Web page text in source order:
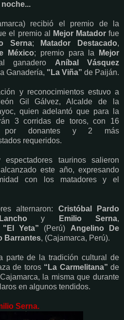
recibió el premio de la
el premio al Mejor Matadorfue
Serna; Matador Destacado,
México; premio para la
Mejor
ganadero Aníbal Vásquez
Ganadería, "La Viña” de Paiján.
y reconocimientos estuvo a
Gil Gálvez, Alcalde de la
quien adelantó que para la
3 corridas de toros, con 16
por donantes y 2 más
requeridos.
taurinos salieron
este año, expresando
con los matadores y el
alternaron: Cristóbal Pardo
y Emilio Serna,
Yeta” (Perú) Angelino De
Barrantes, (Cajamarca, Perú).
parte de la tradición cultural de
de toros “La Carmelitana” de
la misma que durante
en algunos tendidos.
Serna.